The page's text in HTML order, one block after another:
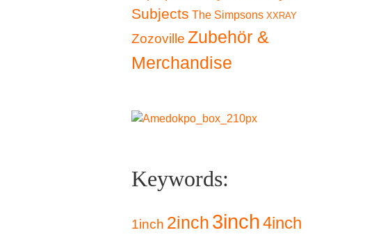
Subjects The Simpsons XXRAY
Zozoville Zubehör &
Merchandise
Keywords:
1inch 2inch 3inch4inch